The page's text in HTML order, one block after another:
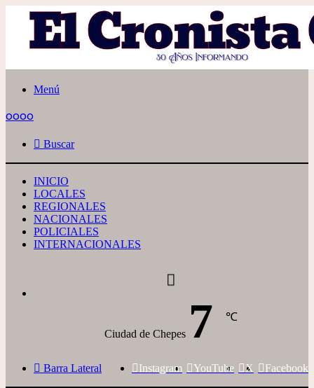
Menú
oooo
Buscar
INICIO
LOCALES
REGIONALES
NACIONALES
POLICIALES
INTERNACIONALES
Ciudad de Chepes 7 ℃
Facebook
X
YouTube
Instagram
Barra Lateral